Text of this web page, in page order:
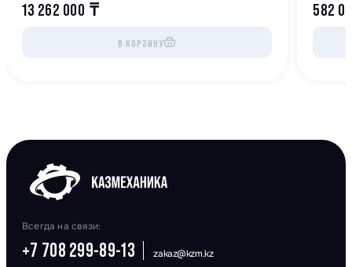
13 262 000 ₸
В КОРЗИНУ
582
Всегда на связи:
+7 708 299-89-13 zakaz@kzm.kz